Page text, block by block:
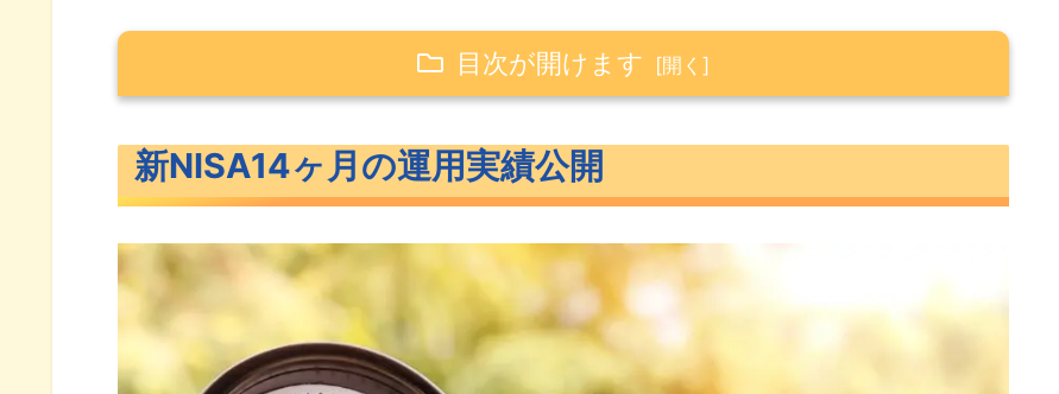
目次が開けます
新NISAつみたて投資枠運用実績
新NISAトータル運用実績
新NISAにおすすめな銘柄
つみたて投資枠におすすめの投資信託
新NISA14ヶ月の運用実績公開